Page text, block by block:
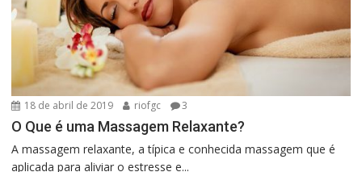
18 de abril de 2019 riofgc 3
O Que é uma Massagem Relaxante?
A massagem relaxante, a típica e conhecida massagem que é
aplicada para aliviar o estresse e...